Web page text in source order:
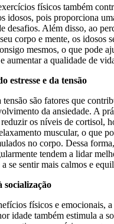
físicos também
idosos, pois proporciona
desafios. Além disso, ao
corpo e mente, os idosos
mesmos, o que pode
aumentar a qualidade de
estresse e da tensão
tensão são fatores que
da ansiedade. A
os níveis de cortisol,
muscular, o que
no corpo. Dessa
tendem a lidar
a se sentir mais calmos e
socialização
físicos e emocionais,
idade também estimula a